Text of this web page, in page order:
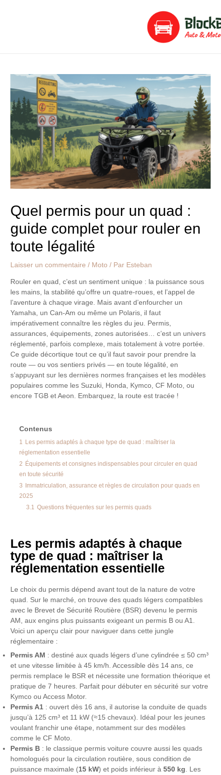
Quel permis pour un quad :
guide complet pour rouler en
toute légalité
Laisser un commentaire / Moto / Par Esteban
Rouler en quad, c’est un sentiment unique : la puissance sous
les mains, la stabilité qu’offre un quatre-roues, et l’appel de
l’aventure à chaque virage. Mais avant d’enfourcher un
Yamaha, un Can-Am ou même un Polaris, il faut
impérativement connaître les règles du jeu. Permis,
assurances, équipements, zones autorisées… c’est un univers
réglementé, parfois complexe, mais totalement à votre portée.
Ce guide décortique tout ce qu’il faut savoir pour prendre la
route — ou vos sentiers privés — en toute légalité, en
s’appuyant sur les dernières normes françaises et les modèles
populaires comme les Suzuki, Honda, Kymco, CF Moto, ou
encore TGB et Aeon. Embarquez, la route est tracée !
Contenus
1 Les permis adaptés à chaque type de quad : maîtriser la
réglementation essentielle
2 Équipements et consignes indispensables pour circuler en quad
en toute sécurité
3
Immatriculation, assurance et règles de circulation pour quads en
2025
3.1 Questions fréquentes sur les permis quads
Les permis adaptés à chaque
type de quad : maîtriser la
réglementation essentielle
Le choix du permis dépend avant tout de la nature de votre
quad. Sur le marché, on trouve des quads légers compatibles
avec le Brevet de Sécurité Routière (BSR) devenu le permis
AM, aux engins plus puissants exigeant un permis B ou A1.
Voici un aperçu clair pour naviguer dans cette jungle
réglementaire :
Permis AM : destiné aux quads légers d’une cylindrée ≤ 50 cm³
et une vitesse limitée à 45 km/h. Accessible dès 14 ans, ce
permis remplace le BSR et nécessite une formation théorique et
pratique de 7 heures. Parfait pour débuter en sécurité sur votre
Kymco ou Access Motor.
Permis A1 : ouvert dès 16 ans, il autorise la conduite de quads
jusqu’à 125 cm³ et 11 kW (≈15 chevaux). Idéal pour les jeunes
voulant franchir une étape, notamment sur des modèles
comme le CF Moto.
Permis B : le classique permis voiture couvre aussi les quads
homologués pour la circulation routière, sous condition de
puissance maximale (15 kW) et poids inférieur à550 kg . Les